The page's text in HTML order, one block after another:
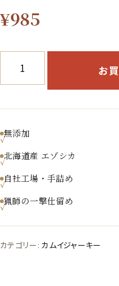
¥985
ジャー
キー
（ア
バ
ラ
骨
肉
付）
30g
お
無添加
北海道産 エゾシカ
自社工場・手詰め
猟師の一撃仕留め
カテゴリー: カムイジャーキー